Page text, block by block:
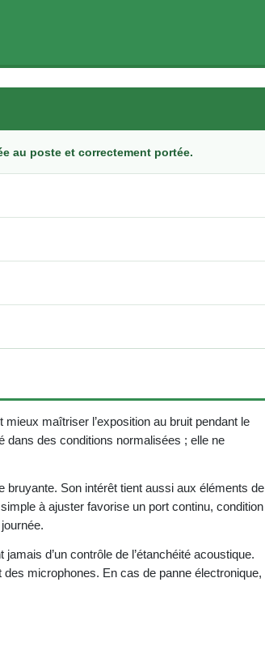
au poste et correctement portée.
maîtriser l’exposition au bruit pendant le
dans des conditions normalisées ; elle ne
Son intérêt tient aussi aux éléments de
à ajuster favorise un port continu, condition
d’un contrôle de l’étanchéité acoustique.
microphones. En cas de panne électronique,